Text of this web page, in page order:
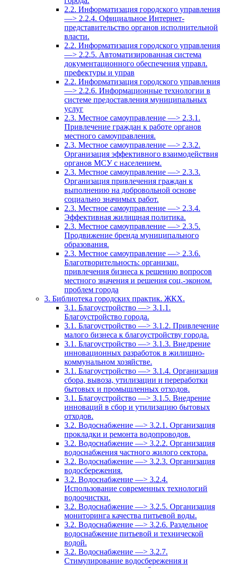
2.2. Информатизация городского управления
—> 2.2.4. Официальное Интернет-
представительство органов исполнительной
власти.
2.2. Информатизация городского управления
—> 2.2.5. Автоматизированная система
документационного обеспечения управл.
префектуры и управ
2.2. Информатизация городского управления
—> 2.2.6. Информационные технологии в
системе предоставления муниципальных
услуг
2.3. Местное самоуправление —> 2.3.1.
Привлечение граждан к работе органов
местного самоуправления.
2.3. Местное самоуправление —> 2.3.2.
Организация эффективного взаимодействия
органов МСУ с населением.
2.3. Местное самоуправление —> 2.3.3.
Организация привлечения граждан к
выполнению на добровольной основе
социально значимых работ.
2.3. Местное самоуправление —> 2.3.4.
Эффективная жилищная политика.
2.3. Местное самоуправление —> 2.3.5.
Продвижение бренда муниципального
образования.
2.3. Местное самоуправление —> 2.3.6.
Благотворительность: организац.
привлечения бизнеса к решению вопросов
местного значения и решения соц.-эконом.
проблем города
3. Библиотека городских практик. ЖКХ.
3.1. Благоустройство —> 3.1.1.
Благоустройство города.
3.1. Благоустройство —> 3.1.2. Привлечение
малого бизнеса к благоустройству города.
3.1. Благоустройство —> 3.1.3. Внедрение
инновационных разработок в жилищно-
коммунальном хозяйстве.
3.1. Благоустройство —> 3.1.4. Организация
сбора, вывоза, утилизации и переработки
бытовых и промышленных отходов.
3.1. Благоустройство —> 3.1.5. Внедрение
инноваций в сбор и утилизацию бытовых
отходов.
3.2. Водоснабжение —> 3.2.1. Организация
прокладки и ремонта водопроводов.
3.2. Водоснабжение —> 3.2.2. Организация
водоснабжения частного жилого сектора.
3.2. Водоснабжение —> 3.2.3. Организация
водосбережения.
3.2. Водоснабжение —> 3.2.4.
Использование современных технологий
водоочистки.
3.2. Водоснабжение —> 3.2.5. Организация
мониторинга качества питьевой воды.
3.2. Водоснабжение —> 3.2.6. Раздельное
водоснабжение питьевой и технической
водой.
3.2. Водоснабжение —> 3.2.7.
Стимулирование водосбережения и